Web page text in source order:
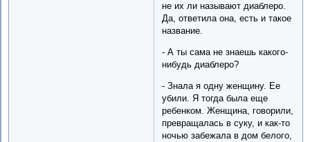
не их ли называют диаблеро.
Да, ответила она, есть и такое
название.
- А ты сама не знаешь какого-
нибудь диаблеро?
- Знала я одну женщину. Ее
убили. Я тогда была еще
ребенком. Женщина, говорили,
превращалась в суку, и как-то
ночью забежала в дом белого,